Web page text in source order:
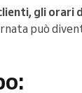
gli orari
può